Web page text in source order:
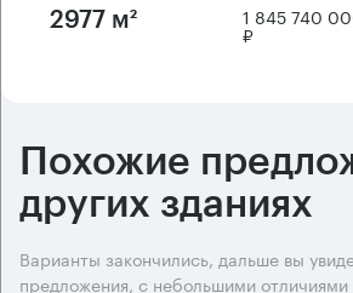
2977 м² 1 845 740
₽
Похожие
других зданиях
Варианты закончились, дальше вы
предложения, с небольшими